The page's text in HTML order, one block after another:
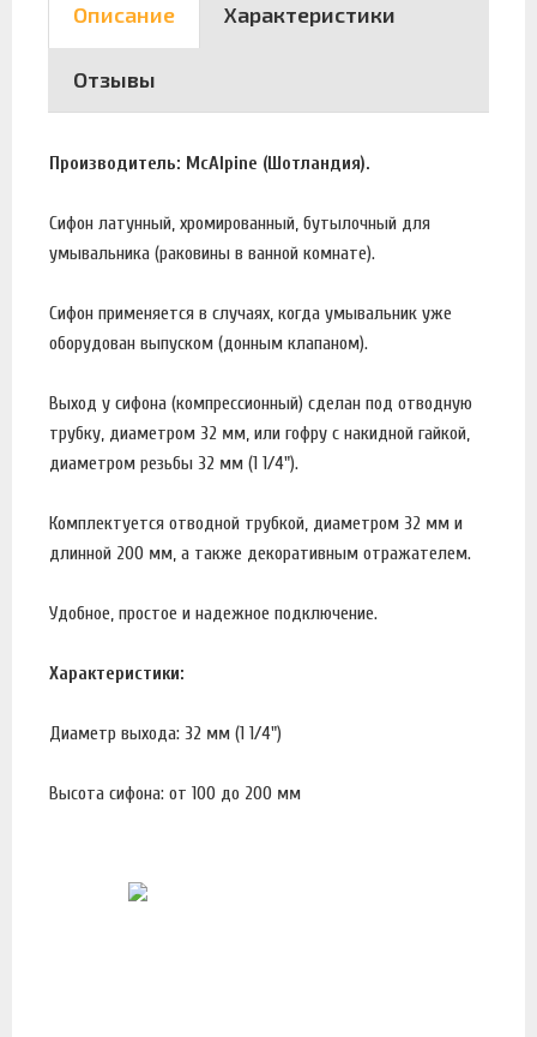
Описание Характеристики
Отзывы
Производитель: McAlpine (Шотландия).
Сифон латунный, хромированный, бутылочный для
умывальника (раковины в ванной комнате).
Сифон применяется в случаях, когда умывальник уже
оборудован выпуском (донным клапаном).
Выход у сифона (компрессионный) сделан под отводную
трубку, диаметром 32 мм, или гофру с накидной гайкой,
диаметром резьбы 32 мм (1 1/4").
Комплектуется отводной трубкой, диаметром 32 мм и
длинной 200 мм, а также декоративным отражателем.
Удобное, простое и надежное подключение.
Характеристики:
Диаметр выхода: 32 мм (1 1/4")
Высота сифона: от 100 до 200 мм